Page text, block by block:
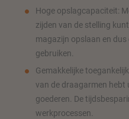
Hoge opslagcapaciteit:
zijden van de stelling
magazijn opslaan en
gebruiken.
Gemakkelijke
van de draagarmen hebt
goederen. De
werkprocessen.